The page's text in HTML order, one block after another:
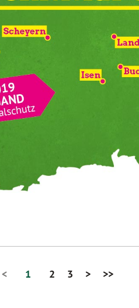
< 1 2 3 > >>